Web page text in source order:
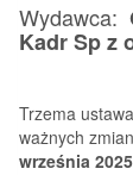
Wydawca:
Kadr Sp z
Trzema
ważnych
września